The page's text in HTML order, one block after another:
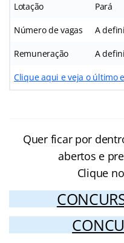
Lotação Pará
Número de vagas A
Remuneração A
Clique aqui e veja o último
Quer ficar por
abertos e
Clique